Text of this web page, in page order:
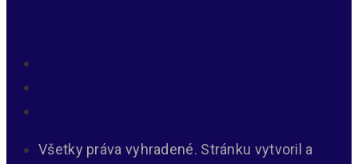
Všetky práva vyhradené. Stránku vytvoril a